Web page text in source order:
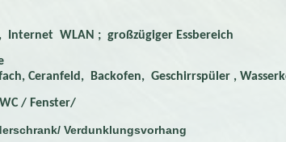
Internet WLAN ; großzügiger Essbereich
Backofen, Geschirrspüler ,
/ Fenster/
Verdunklungsvorhang